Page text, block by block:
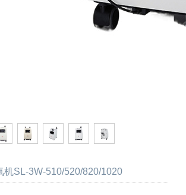
机SL-3W-510/520/820/1020